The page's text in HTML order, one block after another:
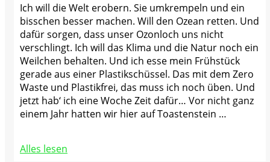
Ich will die Welt erobern. Sie umkrempeln und ein
bisschen besser machen. Will den Ozean retten. Und
dafür sorgen, dass unser Ozonloch uns nicht
verschlingt. Ich will das Klima und die Natur noch ein
Weilchen behalten. Und ich esse mein Frühstück
gerade aus einer Plastikschüssel. Das mit dem Zero
Waste und Plastikfrei, das muss ich noch üben. Und
jetzt hab‘ ich eine Woche Zeit dafür… Vor nicht ganz
einem Jahr hatten wir hier auf Toastenstein …
Alles lesen